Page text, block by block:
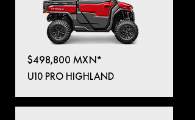
$498,800 MXN*
U10 PRO HIGHLAND